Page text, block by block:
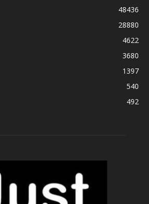
48436
28880
4622
3680
1397
540
492